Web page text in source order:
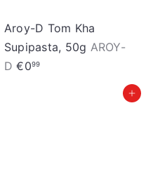
Aroy-D Tom Kha
Supipasta, 50g AROY-
D€099
Lisa ostukorvi